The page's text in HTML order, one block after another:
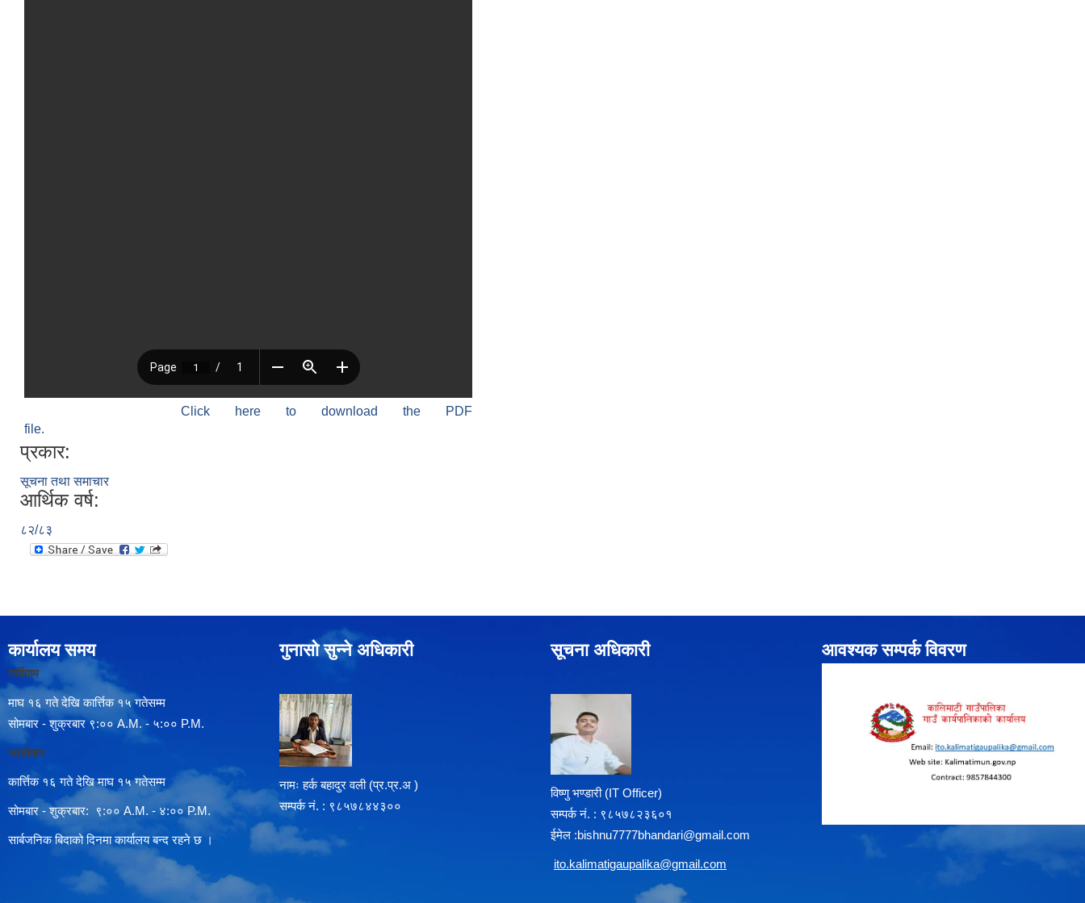
Click here to download the PDF
file.
प्रकार:
सूचना तथा समाचार
आर्थिक वर्ष:
८२/८३
कार्यालय समय
गर्मीयाम
माघ १६ गते देखि कार्त्तिक १५ गतेसम्म
सोमबार - शुक्रबार ९:०० A.M. - ५:०० P.M.
जाडोयाम
कार्त्तिक १६ गते देखि माघ १५ गतेसम्म
सोमबार - शुक्रबार: ९:०० A.M. - ४:०० P.M.
सार्बजनिक बिदाको दिनमा कार्यालय बन्द रहने छ ।
गुनासो सुन्ने अधिकारी
नामः हर्क बहादुर वली (प्र‍.प्र.अ )
सम्पर्क न‌ं. : ९८५७८४४३००
सूचना अधिकारी
विष्णु भण्डारी (IT Officer)
सम्पर्क न‌ं. : ९८५७८२३६०१
ईमेल :bishnu7777bhandari@gmail.com
ito.kalimatigaupalika@gmail.com
आवश्यक सम्पर्क विवरण